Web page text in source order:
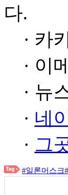
다.
· 카
· 이
· 뉴
· 네
· 그
#일론머스크